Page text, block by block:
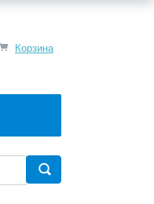
Корзина